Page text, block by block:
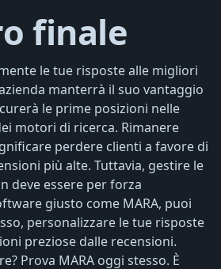
finale
le tue risposte alle migliori
manterrà il suo vantaggio
le prime posizioni nelle
motori di ricerca. Rimanere
perdere clienti a favore di
più alte. Tuttavia, gestire le
deve essere per forza
giusto come MARA, puoi
personalizzare le tue risposte
preziose dalle recensioni.
Prova MARA oggi stesso. È